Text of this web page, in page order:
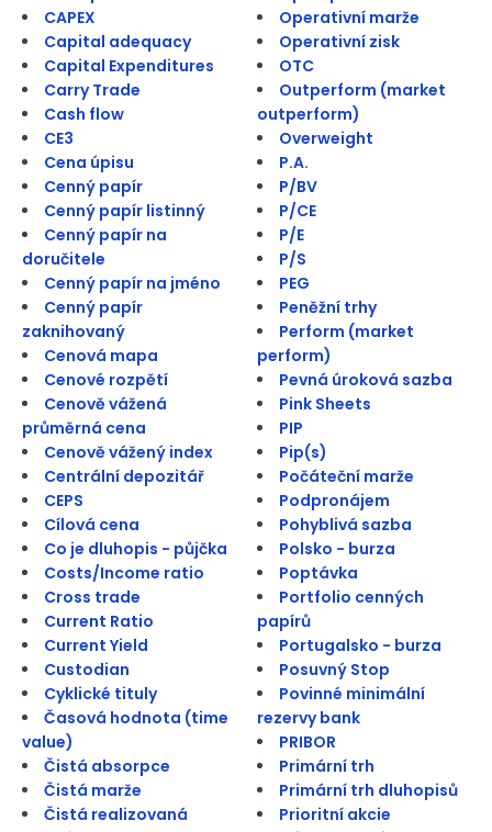
CAPEX
Capital adequacy
Capital Expenditures
Carry Trade
Cash flow
CE3
Cena úpisu
Cenný papír
Cenný papír listinný
Cenný papír na
doručitele
Cenný papír na jméno
Cenný papír
zaknihovaný
Cenová mapa
Cenové rozpětí
Cenově vážená
průměrná cena
Cenově vážený index
Centrální depozitář
CEPS
Cílová cena
Co je dluhopis - půjčka
Costs/Income ratio
Cross trade
Current Ratio
Current Yield
Custodian
Cyklické tituly
Časová hodnota (time
value)
Čistá absorpce
Čistá marže
Čistá realizovaná
Operativní marže
Operativní zisk
OTC
Outperform (market
outperform)
Overweight
P.A.
P/BV
P/CE
P/E
P/S
PEG
Peněžní trhy
Perform (market
perform)
Pevná úroková sazba
Pink Sheets
PIP
Pip(s)
Počáteční marže
Podpronájem
Pohyblivá sazba
Polsko - burza
Poptávka
Portfolio cenných
papírů
Portugalsko - burza
Posuvný Stop
Povinné minimální
rezervy bank
PRIBOR
Primární trh
Primární trh dluhopisů
Prioritní akcie